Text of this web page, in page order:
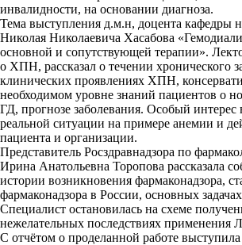
инвалидности, на основании диагноза.
Тема выступления д.м.н, доцента
Николая Николаевича Хасабова
основной и сопутствующей терапии».
о ХПН, рассказал о течении хронического
клинических проявлениях ХПН,
необходимом уровне знаний пациентов о
ГД, прогнозе заболевания. Особый интерес
реальной ситуации на примере анемии и
пациента и организации.
Представитель Росздравнадзора по
Ирина Анатольевна Торопова рассказала
истории возникновения фармаконадзора,
фармаконадзора в России, основных
Специалист остановилась на схеме
нежелательных последствиях применения
С отчётом о проделанной работе выступила